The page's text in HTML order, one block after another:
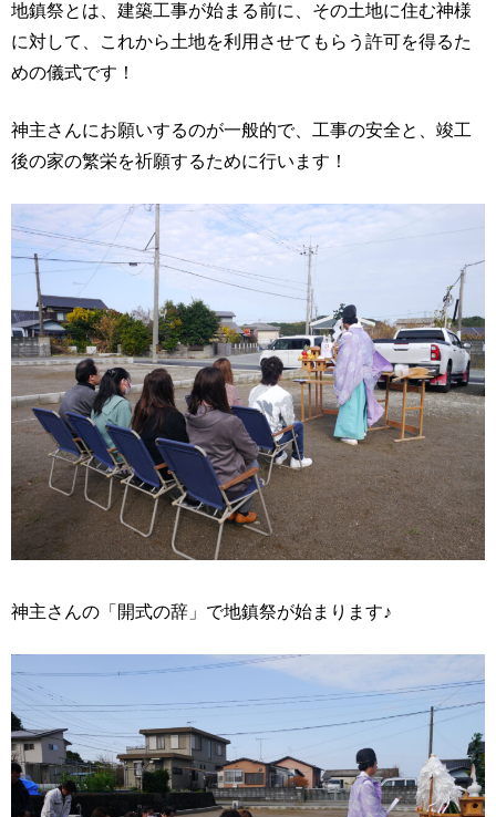
地鎮祭とは、建築工事が始まる前に、その土地に住む神様
に対して、これから土地を利用させてもらう許可を得るた
めの儀式です！
神主さんにお願いするのが一般的で、工事の安全と、竣工
後の家の繁栄を祈願するために行います！
神主さんの「開式の辞」で地鎮祭が始まります♪